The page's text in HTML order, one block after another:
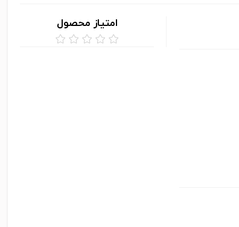
امتیاز محصول